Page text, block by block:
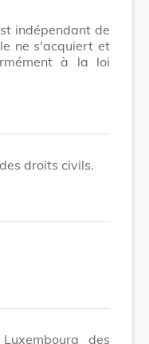
indépendant de
ne s'acquiert et
à la loi
droits civils.
des